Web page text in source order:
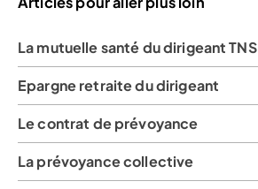
La mutuelle santé du dirigeant TNS
Epargne retraite du dirigeant
Le contrat de prévoyance
La prévoyance collective